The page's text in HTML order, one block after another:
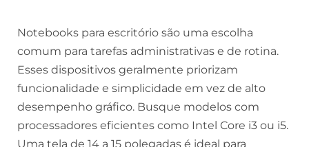
Notebooks para escritório são uma escolha
comum para tarefas administrativas e de rotina.
Esses dispositivos geralmente priorizam
funcionalidade e simplicidade em vez de alto
desempenho gráfico. Busque modelos com
processadores eficientes como Intel Core i3 ou i5.
Uma tela de 14 a 15 polegadas é ideal para